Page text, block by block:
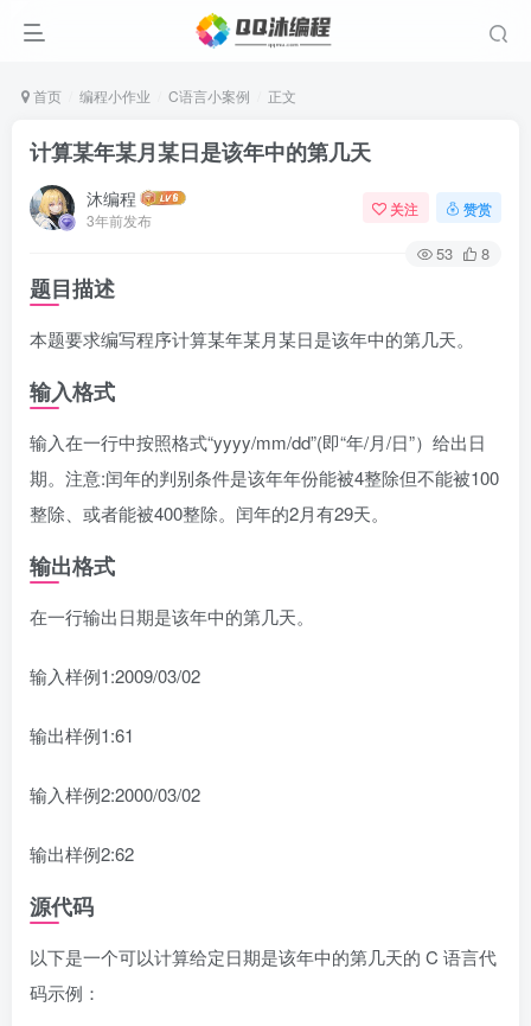
首页 编程小作业 C语言小案例 正文
计算某年某月某日是该年中的第几天
沐编程
3年前发布
关注 赞赏
53 8
题目描述
本题要求编写程序计算某年某月某日是该年中的第几天。
输入格式
输入在一行中按照格式“yyyy/mm/dd”(即“年/月/日”）给出日
期。注意:闰年的判别条件是该年年份能被4整除但不能被100
整除、或者能被400整除。闰年的2月有29天。
输出格式
在一行输出日期是该年中的第几天。
输入样例1:2009/03/02
输出样例1:61
输入样例2:2000/03/02
输出样例2:62
源代码
以下是一个可以计算给定日期是该年中的第几天的 C 语言代
码示例：